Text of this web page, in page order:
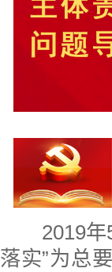
2019年5
落实”为总